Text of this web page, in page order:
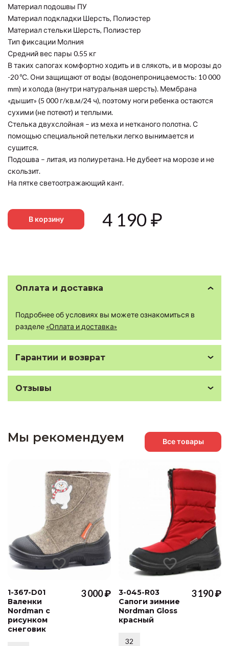
Материал подошвы ПУ
Материал подкладки Шерсть, Полиэстер
Материал стельки Шерсть, Полиэстер
Тип фиксации Молния
Средний вес пары 0.55 кг
В таких сапогах комфортно ходить и в слякоть, и в морозы до
-20 ºС. Они защищают от воды (водонепроницаемость: 10 000
mm) и холода (внутри натуральная шерсть). Мембрана
«дышит» (5 000 г/кв.м/24 ч), поэтому ноги ребенка остаются
сухими (не потеют) и теплыми.
Стелька двухслойная – из меха и нетканого полотна. С
помощью специальной петельки легко вынимается и
сушится.
Подошва – литая, из полиуретана. Не дубеет на морозе и не
скользит.
На пятке светоотражающий кант.
В корзину 4 190₽
Оплата и доставка
Подробнее об условиях вы можете ознакомиться в
разделе «Оплата и доставка»
Гарантии и возврат
Отзывы
Мы рекомендуем Все товары
1-367-D01
Валенки
Nordman с
рисунком
снеговик
3 000 ₽
3-045-R03
Сапоги зимние
Nordman Gloss
красный
3 190 ₽
32